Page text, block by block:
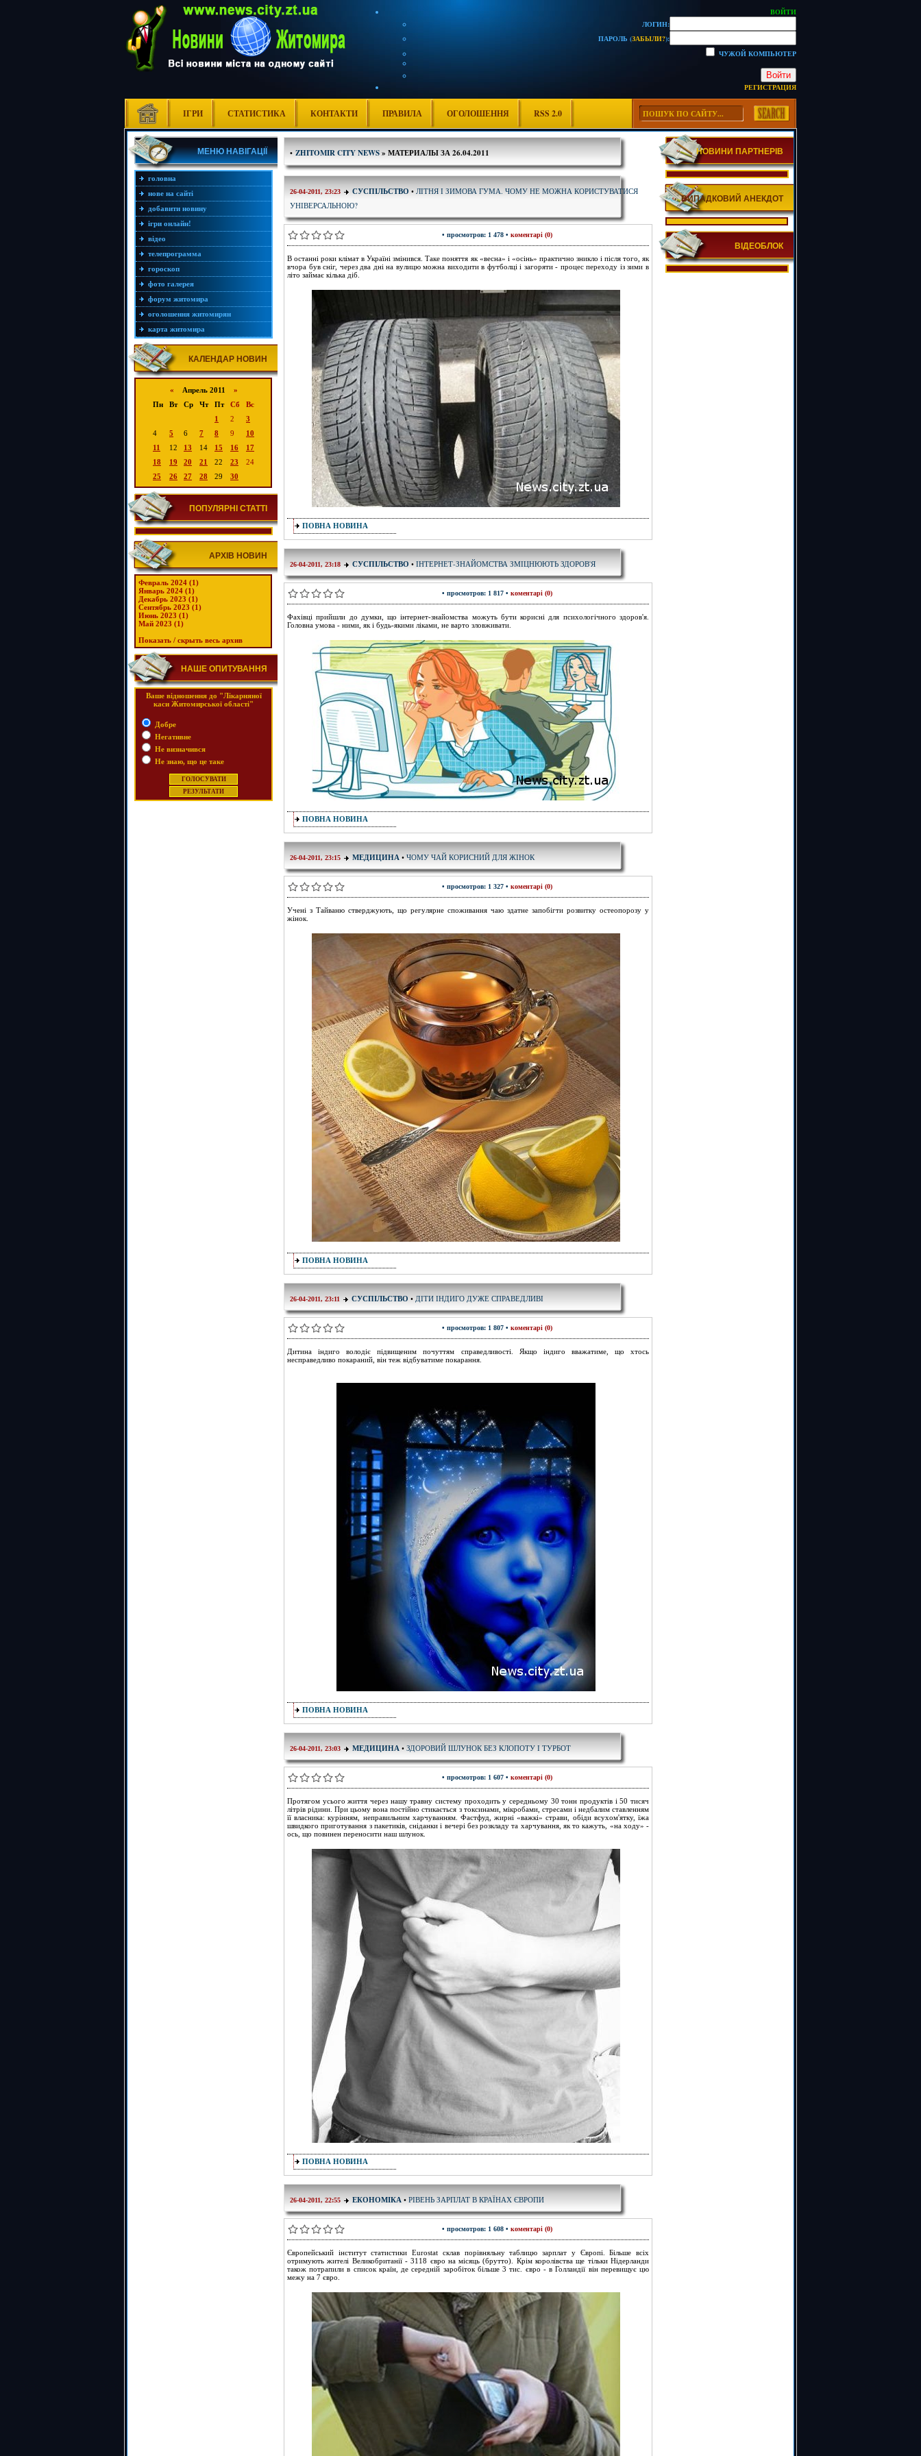
ВОЙТИ
ЛОГИН:
ПАРОЛЬ (ЗАБЫЛИ?):
ЧУЖОЙ КОМПЬЮТЕР
Войти
РЕГИСТРАЦИЯ
ІГРИ СТАТИСТИКА КОНТАКТИ ПРАВИЛА ОГОЛОШЕННЯ RSS 2.0
МЕНЮ НАВІГАЦІЇ
головна
нове на сайті
добавити новину
ігри онлайн!
відео
телепрограмма
гороскоп
фото галерея
форум житомира
оголошення житомирян
карта житомира
КАЛЕНДАР НОВИН
« Апрель 2011 »
Пн
Вт Ср Чт Пт Сб
Вс
1
2
3
4
5 6 7 8 9
10
11
12 13 14 15 16
17
18
19 20 21 22 23
24
25
26 27 28 29 30
ПОПУЛЯРНІ СТАТТІ
АРХІВ НОВИН
Февраль 2024 (1)
Январь 2024 (1)
Декабрь 2023 (1)
Сентябрь 2023 (1)
Июнь 2023 (1)
Май 2023 (1)
Показать / скрыть весь архив
НАШЕ ОПИТУВАННЯ
Ваше відношення до "Лікарняної
каси Житомирської області"
Добре
Негативне
Не визначився
Не знаю, що це таке
• ZHITOMIR CITY NEWS» МАТЕРИАЛЫ ЗА 26.04.2011
26-04-2011, 23:23 СУСПІЛЬСТВО • ЛІТНЯ І ЗИМОВА ГУМА. ЧОМУ НЕ МОЖНА КОРИСТУВАТИСЯ
УНІВЕРСАЛЬНОЮ?
• просмотров: 1 478 • коментарі (0)
В останні роки клімат в Україні змінився. Таке поняття як «весна» і «осінь» практично зникло і після того, як
вчора був сніг, через два дні на вулицю можна виходити в футболці і загоряти - процес переходу із зими в
літо займає кілька діб.
ПОВНА НОВИНА
26-04-2011, 23:18 СУСПІЛЬСТВО • ІНТЕРНЕТ-ЗНАЙОМСТВА ЗМІЦНЮЮТЬ ЗДОРОВ'Я
• просмотров: 1 817 • коментарі (0)
Фахівці прийшли до думки, що інтернет-знайомства можуть бути корисні для психологічного здоров'я.
Головна умова - ними, як і будь-якими ліками, не варто зловживати.
ПОВНА НОВИНА
26-04-2011, 23:15 МЕДИЦИНА • ЧОМУ ЧАЙ КОРИСНИЙ ДЛЯ ЖІНОК
• просмотров: 1 327 • коментарі (0)
Учені з Тайваню стверджують, що регулярне споживання чаю здатне запобігти розвитку остеопорозу у
жінок.
ПОВНА НОВИНА
26-04-2011, 23:11 СУСПІЛЬСТВО • ДІТИ ІНДИГО ДУЖЕ СПРАВЕДЛИВІ
• просмотров: 1 807 • коментарі (0)
Дитина індиго володіє підвищеним почуттям справедливості. Якщо індиго вважатиме, що хтось
несправедливо покараний, він теж відбуватиме покарання.
ПОВНА НОВИНА
26-04-2011, 23:03 МЕДИЦИНА • ЗДОРОВИЙ ШЛУНОК БЕЗ КЛОПОТУ І ТУРБОТ
• просмотров: 1 607 • коментарі (0)
Протягом усього життя через нашу травну систему проходить у середньому 30 тонн продуктів і 50 тисяч
літрів рідини. При цьому вона постійно стикається з токсинами, мікробами, стресами і недбалим ставленням
її власника: курінням, неправильним харчуванням. Фастфуд, жирні «важкі» страви, обіди всухом'ятку, їжа
швидкого приготування з пакетиків, сніданки і вечері без розкладу та харчування, як то кажуть, «на ходу» -
ось, що повинен переносити наш шлунок.
ПОВНА НОВИНА
26-04-2011, 22:55 ЕКОНОМІКА • РІВЕНЬ ЗАРПЛАТ В КРАЇНАХ ЄВРОПИ
• просмотров: 1 608 • коментарі (0)
Європейський інститут статистики Eurostat склав порівняльну таблицю зарплат у Європі. Більше всіх
отримують жителі Великобританії - 3118 євро на місяць (брутто). Крім королівства ще тільки Нідерланди
також потрапили в список країн, де середній заробіток більше 3 тис. євро - в Голландії він перевищує цю
межу на 7 євро.
НОВИНИ ПАРТНЕРІВ
ВИПАДКОВИЙ АНЕКДОТ
ВІДЕОБЛОК